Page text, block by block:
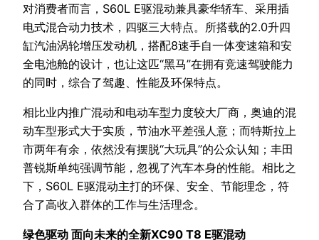
对消费者而言，S60L E驱混动兼具豪华轿车、采用插
电式混合动力技术，四驱三大特点。所搭载的2.0升四
缸汽油涡轮增压发动机，搭配8速手自一体变速箱和安
全电池舱的设计，也让这匹“黑马”在拥有竞速驾驶能力
的同时，综合了驾趣、性能及环保特点。
相比业内推广混动和电动车型力度较大厂商，奥迪的混
动车型形式大于实质，节油水平差强人意；而特斯拉上
市两年有余，依然没有摆脱“大玩具”的公众认知；丰田
普锐斯单纯强调节能，忽视了汽车本身的性能。相比之
下，S60L E驱混动主打的环保、安全、节能理念，符
合了高收入群体的工作与生活理念。
绿色驱动 面向未来的全新XC90 T8 E驱混动